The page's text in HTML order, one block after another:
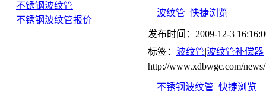
不锈钢波纹管
不锈钢波纹管报价
波纹管 快捷浏览
发布时间：2009-12-3
标签： 波纹管|波纹管补偿器
http://www.xdbwgc.com/
不锈钢波纹管 快捷浏览